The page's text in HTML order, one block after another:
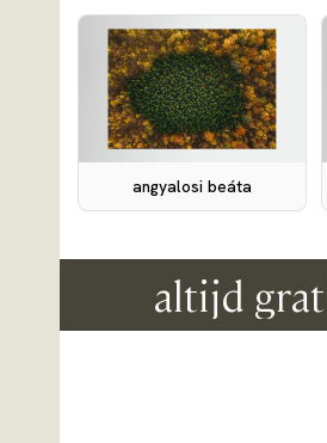
angyalosi beáta
altijd gratis